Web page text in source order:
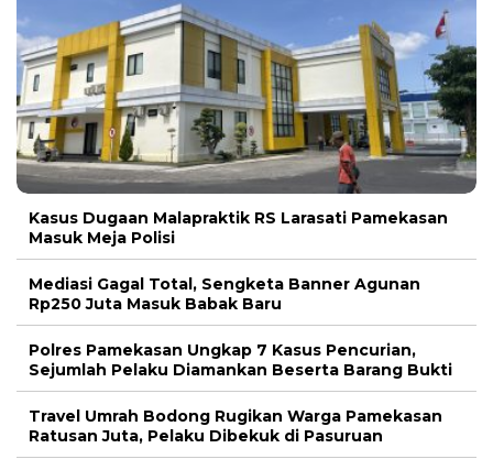
Kasus Dugaan Malapraktik RS Larasati Pamekasan
Masuk Meja Polisi
Mediasi Gagal Total, Sengketa Banner Agunan
Rp250 Juta Masuk Babak Baru
Polres Pamekasan Ungkap 7 Kasus Pencurian,
Sejumlah Pelaku Diamankan Beserta Barang Bukti
Travel Umrah Bodong Rugikan Warga Pamekasan
Ratusan Juta, Pelaku Dibekuk di Pasuruan